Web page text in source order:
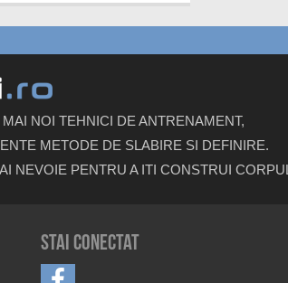
NOI TEHNICI DE ANTRENAMENT,
METODE DE SLABIRE SI DEFINIRE.
NEVOIE PENTRU A ITI CONSTRUI
Stai conectat